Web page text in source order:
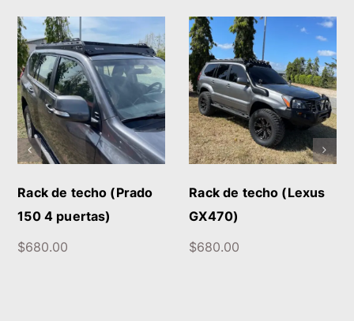
Rack de techo (Prado
150 4 puertas)
$680.00
DETALLES
Rack de techo (Lexus
GX470)
$680.00
DETALLES